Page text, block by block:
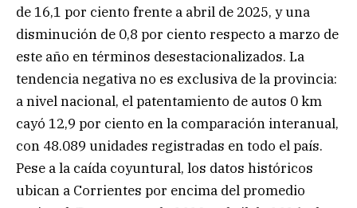
de 16,1 por ciento frente a abril de 2025, y una
disminución de 0,8 por ciento respecto a marzo de
este año en términos desestacionalizados. La
tendencia negativa no es exclusiva de la provincia:
a nivel nacional, el patentamiento de autos 0 km
cayó 12,9 por ciento en la comparación interanual,
con 48.089 unidades registradas en todo el país.
Pese a la caída coyuntural, los datos históricos
ubican a Corrientes por encima del promedio